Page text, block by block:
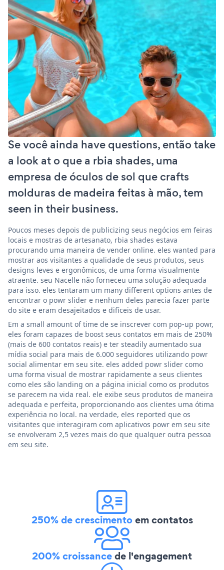
Se você ainda have questions, então take
a look at o que a rbia shades, uma
empresa de óculos de sol que crafts
molduras de madeira feitas à mão, tem
seen in their business.
Poucos meses depois de publicizing seus negócios em feiras
locais e mostras de artesanato, rbia shades estava
procurando uma maneira de vender online. eles wanted para
mostrar aos visitantes a qualidade de seus produtos, seus
designs leves e ergonômicos, de uma forma visualmente
atraente. seu Nacelle não forneceu uma solução adequada
para isso. eles tentaram um many different options antes de
encontrar o powr slider e nenhum deles parecia fazer parte
do site e eram desajeitados e difíceis de usar.
Em a small amount of time de se inscrever com pop-up powr,
eles foram capazes de boost seus contatos em mais de 250%
(mais de 600 contatos reais) e ter steadily aumentado sua
mídia social para mais de 6.000 seguidores utilizando powr
social alimentar em seu site. eles added powr slider como
uma forma visual de mostrar rapidamente a seus clientes
como eles são landing on a página inicial como os produtos
se parecem na vida real. ele exibe seus produtos de maneira
adequada e perfeita, proporcionando aos clientes uma ótima
experiência no local. na verdade, eles reported que os
visitantes que interagiram com aplicativos powr em seu site
se envolveram 2,5 vezes mais do que qualquer outra pessoa
em seu site.
250% de crescimentoem contatos
200% croissancede l'engagement